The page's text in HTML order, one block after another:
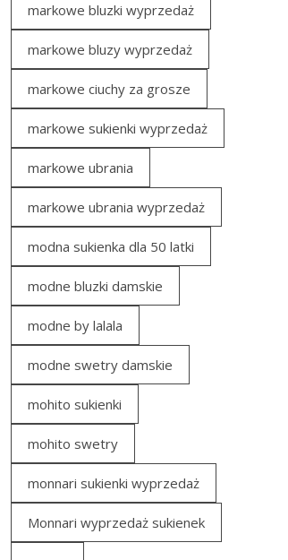
markowe bluzki wyprzedaż
markowe bluzy wyprzedaż
markowe ciuchy za grosze
markowe sukienki wyprzedaż
markowe ubrania
markowe ubrania wyprzedaż
modna sukienka dla 50 latki
modne bluzki damskie
modne by lalala
modne swetry damskie
mohito sukienki
mohito swetry
monnari sukienki wyprzedaż
Monnari wyprzedaż sukienek